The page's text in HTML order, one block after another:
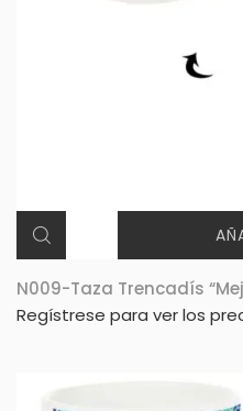
N009-Taza Trencadís
Regístrese para ver los